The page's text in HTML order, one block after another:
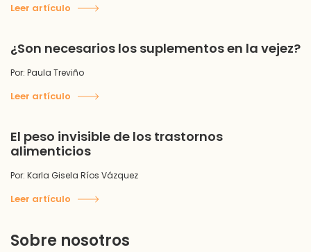
Leer artículo
¿Son necesarios los suplementos en la vejez?
Por: Paula Treviño
Leer artículo
El peso invisible de los trastornos
alimenticios
Por: Karla Gisela Ríos Vázquez
Leer artículo
Sobre nosotros